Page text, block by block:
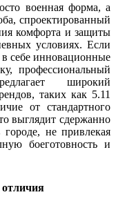
военная форма, а
спроектированный
комфорта и защиты
условиях. Если
в себе инновационные
профессиональный
широкий
таких как 5.11
от стандартного
выглядит сдержанно
не привлекая
боеготовность и